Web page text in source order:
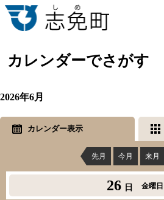
カレンダーでさがす
2026年6月
カレンダー表示
先月 今月 来月
26 日 金曜日